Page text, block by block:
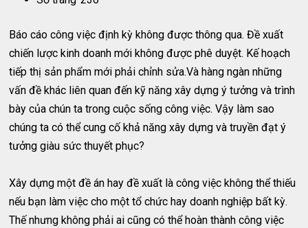
Báo cáo công việc định kỳ không được thông qua. Đề xuất
chiến lược kinh doanh mới không được phê duyệt. Kế hoạch
tiếp thị sản phẩm mới phải chỉnh sửa.Và hàng ngàn những
vấn đề khác liên quan đến kỹ năng xây dựng ý tưởng và trình
bày của chún ta trong cuộc sống công việc. Vậy làm sao
chúng ta có thể cung cố khả năng xây dựng và truyền đạt ý
tưởng giàu sức thuyết phục?
Xây dựng một đề án hay đề xuất là công việc không thể thiếu
nếu bạn làm việc cho một tổ chức hay doanh nghiệp bất kỳ.
Thế nhưng không phải ai cũng có thể hoàn thành công việc